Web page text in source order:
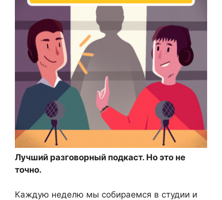
Лучший разговорный подкаст. Но это не
точно.
Каждую неделю мы собираемся в студии и